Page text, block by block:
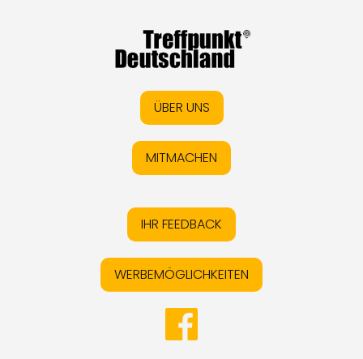
ÜBER UNS
MITMACHEN
IHR FEEDBACK
WERBEMÖGLICHKEITEN